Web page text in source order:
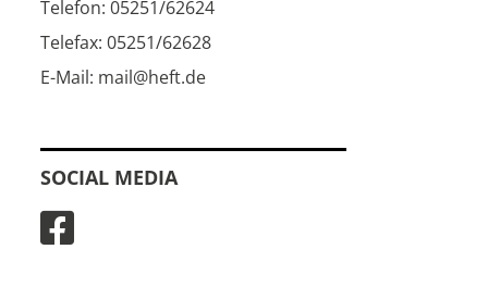
Telefon: 05251/62624
Telefax: 05251/62628
E-Mail: mail@heft.de
SOCIAL MEDIA